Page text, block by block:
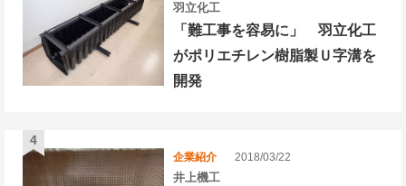
羽立化工
「難工事を容易に」 羽立化工
がポリエチレン樹脂製Ｕ字溝を
開発
企業紹介 2018/03/22
井上機工